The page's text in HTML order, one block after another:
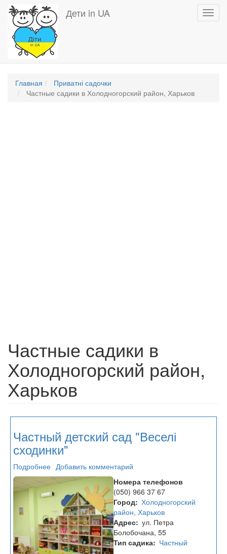
Перейти
основному
содержанию
Дети in UA
Главная
Приватні садочки
Частные садики в Холодногорский район, Харьков
Частные садики в
Холодногорский район,
Харьков
Частный детский сад "Веселі
сходинки"
Подробнее
Частный
детский
сад
"Веселі
сходинки"
Добавить комментарий
Номера телефонов
(050) 966 37 67
Город Холодногорский
район, Харьков
Адрес ул. Петра
Болобочана, 55
Тип садика
Частный